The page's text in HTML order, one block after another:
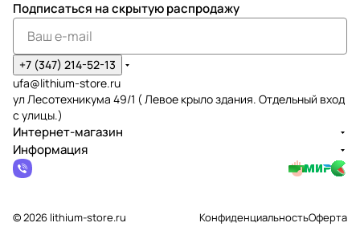
Подписаться на скрытую распродажу
+7 (347) 214-52-13
ufa@lithium-store.ru
ул Лесотехникума 49/1 ( Левое крыло здания. Отдельный вход
с улицы.)
Интернет-магазин
Информация
© 2026 lithium-store.ru КонфиденциальностьОферта